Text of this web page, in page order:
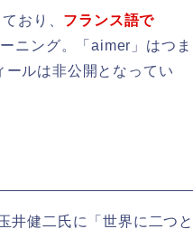
おり、 フランス語で
ニング。「aimer」はつま
ールは非公開となってい
井健二氏に「世界に二つと